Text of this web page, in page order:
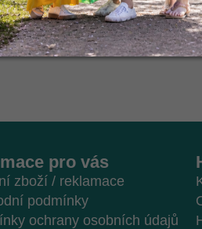
pro vás
zboží / reklamace
podmínky
ochrany osobních údajů